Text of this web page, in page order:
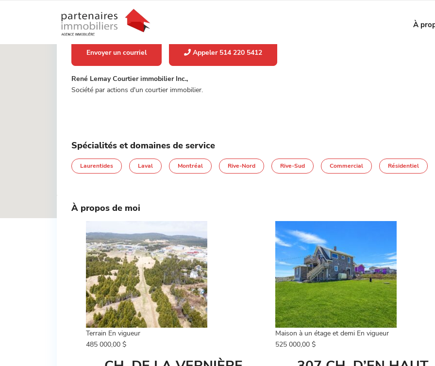
À
Envoyer un courriel Appeler 514 220 5412
René Lemay Courtier immobilier Inc.,
Société par actions d'un courtier immobilier.
Spécialités et domaines de service
Laurentides Laval Montréal Rive-Nord Rive-Sud Commercial Résidentiel
À propos de moi
Terrain En vigueur
485 000,00 $
Maison à un étage et demi En vigueur
525 000,00 $